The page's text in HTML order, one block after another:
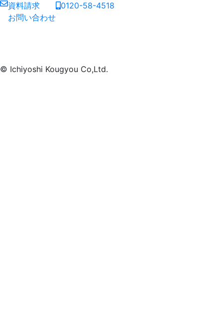
資料請求
お問い合わせ
0120-58-4518
© Ichiyoshi Kougyou Co,Ltd.